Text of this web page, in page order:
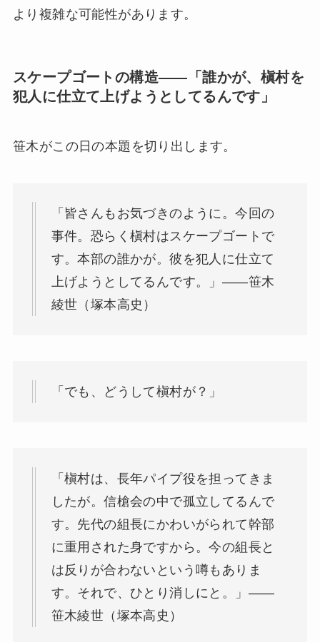
より複雑な可能性があります。
スケープゴートの構造——「誰かが、槇村を
犯人に仕立て上げようとしてるんです」
笹木がこの日の本題を切り出します。
「皆さんもお気づきのように。今回の
事件。恐らく槇村はスケープゴートで
す。本部の誰かが。彼を犯人に仕立て
上げようとしてるんです。」——笹木
綾世（塚本高史）
「でも、どうして槇村が？」
「槇村は、長年パイプ役を担ってきま
したが。信槍会の中で孤立してるんで
す。先代の組長にかわいがられて幹部
に重用された身ですから。今の組長と
は反りが合わないという噂もありま
す。それで、ひとり消しにと。」——
笹木綾世（塚本高史）